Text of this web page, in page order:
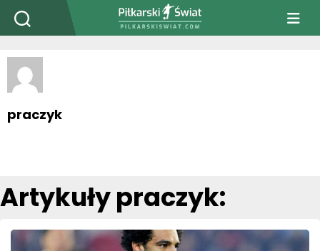
PiłkarskiSwiat.com
praczyk
Artykuły praczyk: